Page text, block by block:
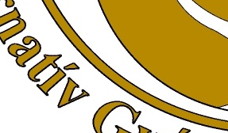
KAPCSOLAT
MÉDIA MEGJELENÉSEK
A FŐNIX MASSZÁZS ALTERNATÍV
ÉS KÉPZÉSEK OKTATÓIVAL
A SZOLNOK TV ELIXÍR 2020.06.23.
MŰSORÁBAN.
TANFOLYAMOK
ADATKEZELÉSI TÁJÉKOZTATÓ